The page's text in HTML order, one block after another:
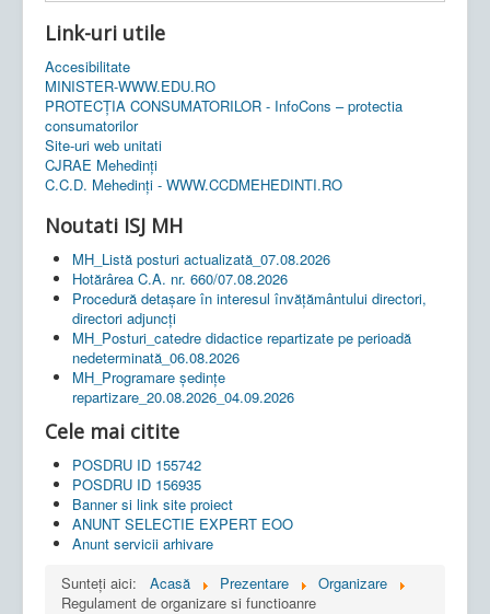
Link-uri utile
Accesibilitate
MINISTER-WWW.EDU.RO
PROTECȚIA CONSUMATORILOR - InfoCons – protectia
consumatorilor
Site-uri web unitati
CJRAE Mehedinți
C.C.D. Mehedinţi - WWW.CCDMEHEDINTI.RO
Noutati ISJ MH
MH_Listă posturi actualizată_07.08.2026
Hotărârea C.A. nr. 660/07.08.2026
Procedură detașare în interesul învățământului directori,
directori adjuncți
MH_Posturi_catedre didactice repartizate pe perioadă
nedeterminată_06.08.2026
MH_Programare ședințe
repartizare_20.08.2026_04.09.2026
Cele mai citite
POSDRU ID 155742
POSDRU ID 156935
Banner si link site proiect
ANUNT SELECTIE EXPERT EOO
Anunt servicii arhivare
Sunteți aici:
Acasă Prezentare
Organizare
Regulament de organizare si functioanre